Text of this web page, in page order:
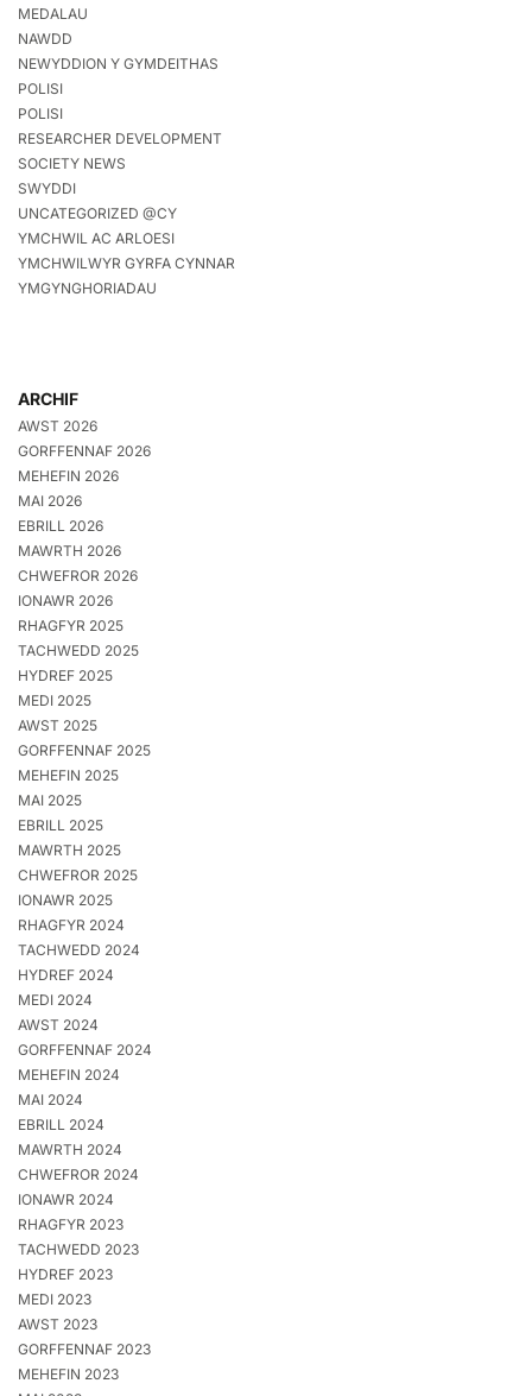
MEDALAU
NAWDD
NEWYDDION Y GYMDEITHAS
POLISI
POLISI
RESEARCHER DEVELOPMENT
SOCIETY NEWS
SWYDDI
UNCATEGORIZED @CY
YMCHWIL AC ARLOESI
YMCHWILWYR GYRFA CYNNAR
YMGYNGHORIADAU
ARCHIF
AWST 2026
GORFFENNAF 2026
MEHEFIN 2026
MAI 2026
EBRILL 2026
MAWRTH 2026
CHWEFROR 2026
IONAWR 2026
RHAGFYR 2025
TACHWEDD 2025
HYDREF 2025
MEDI 2025
AWST 2025
GORFFENNAF 2025
MEHEFIN 2025
MAI 2025
EBRILL 2025
MAWRTH 2025
CHWEFROR 2025
IONAWR 2025
RHAGFYR 2024
TACHWEDD 2024
HYDREF 2024
MEDI 2024
AWST 2024
GORFFENNAF 2024
MEHEFIN 2024
MAI 2024
EBRILL 2024
MAWRTH 2024
CHWEFROR 2024
IONAWR 2024
RHAGFYR 2023
TACHWEDD 2023
HYDREF 2023
MEDI 2023
AWST 2023
GORFFENNAF 2023
MEHEFIN 2023